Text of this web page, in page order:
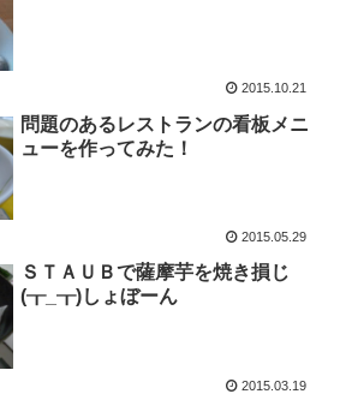
2015.10.21
問題のあるレストランの看板メニ
ューを作ってみた！
2015.05.29
ＳＴＡＵＢで薩摩芋を焼き損じ
(┰_┰)しょぼーん
2015.03.19